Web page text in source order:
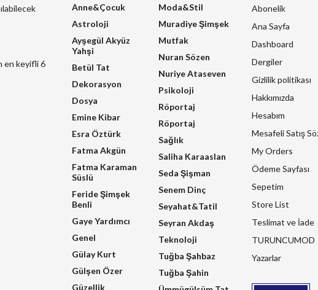
en keyifli 6
Anne&Çocuk
Astroloji
Ayşegül Akyüz
Yahşi
Betül Tat
Dekorasyon
Dosya
Emine Kibar
Esra Öztürk
Fatma Akgün
Fatma Karaman
Süslü
Feride Şimşek
Benli
Gaye Yardımcı
Genel
Gülay Kurt
Gülşen Özer
Güzellik
Moda&Stil
Muradiye Şimşek
Mutfak
Nuran Sözen
Nuriye Ataseven
Psikoloji
Röportaj
Röportaj
Sağlık
Saliha Karaaslan
Seda Şişman
Senem Dinç
Seyahat&Tatil
Seyran Akdaş
Teknoloji
Tuğba Şahbaz
Tuğba Şahin
Abonelik
Ana Sayfa
Dashboard
Dergiler
Gizlilik politikası
Hakkımızda
Hesabım
Mesafeli Satış
My Orders
Ödeme Sayfası
Sepetim
Store List
Teslimat ve İade
TURUNCUMOD
Yazarlar